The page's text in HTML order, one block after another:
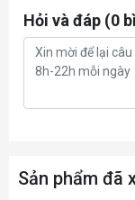
Hỏi và đáp (0
Sản phẩm đã